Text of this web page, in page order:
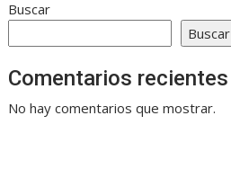
Buscar
Buscar
Comentarios recientes
No hay comentarios que mostrar.